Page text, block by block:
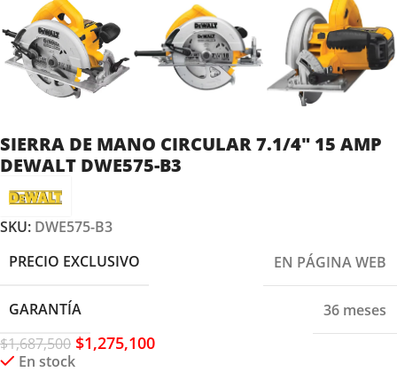
SIERRA DE MANO CIRCULAR 7.1/4″ 15 AMP
DEWALT DWE575-B3
SKU: DWE575-B3
PRECIO EXCLUSIVO
EN PÁGINA WEB
GARANTÍA
36 meses
$1,687,500 $1,275,100
En stock